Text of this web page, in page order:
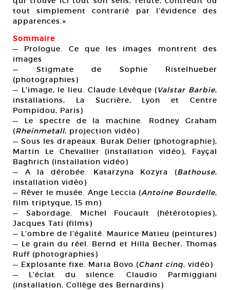
tout simplement contrarié par l’évidence des
apparences.»
Sommaire
— Prologue. Ce que les images montrent des
images
— Stigmate de Sophie Ristelhueber
(photographies)
— L’image, le lieu. Claude Lévêque (Valstar Barbie,
installations, La Sucrière, Lyon et Centre
Pompidou, Paris)
— Le spectre de la machine. Rodney Graham
(Rheinmetall, projection vidéo)
— Sous les drapeaux. Burak Delier (photographie),
Martin Le Chevallier (installation vidéo), Fayçal
Baghrich (installation vidéo)
— A la dérobée. Katarzyna Kozyra (Bathouse,
installation vidéo)
— Rêver le musée. Ange Leccia (Antoine Bourdelle,
film triptyque, 15 mn)
— Sabordage. Michel Foucault (hétérotopies),
Jacques Tati (films)
— L’ombre de l’égalité. Maurice Matieu (peintures)
— Le grain du réel. Bernd et Hilla Becher, Thomas
Ruff (photographies)
— Explosante fixe. Maria Bovo (Chant cinq, vidéo)
— L’éclat du silence. Claudio Parmiggiani
(installation, Collège des Bernardins)